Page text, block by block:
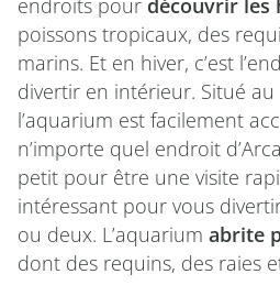
endroits pour découvrir les
poissons tropicaux, des
marins. Et en hiver, c’est
divertir en intérieur. Situé au
l’aquarium est facilement
n’importe quel endroit
petit pour être une visite
intéressant pour vous
ou deux. L’aquarium abrite
dont des requins, des raies